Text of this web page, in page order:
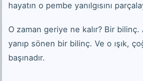
hayatın o pembe yanılgısını
O zaman geriye ne kalır? Bir bilinç.
yanıp sönen bir bilinç. Ve o ışık,
başınadır.